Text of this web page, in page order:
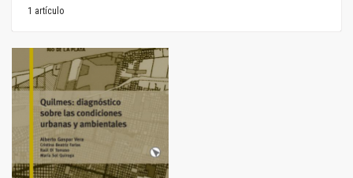
1 artículo